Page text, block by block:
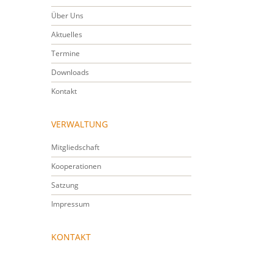
Über Uns
Aktuelles
Termine
Downloads
Kontakt
VERWALTUNG
Mitgliedschaft
Kooperationen
Satzung
Impressum
KONTAKT